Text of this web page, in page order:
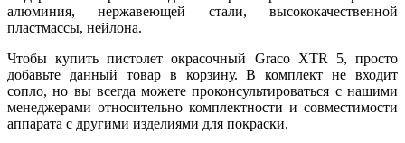
алюминия, нержавеющей стали, высококачественной
пластмассы, нейлона.
Чтобы купить пистолет окрасочный Graco XTR 5, просто
добавьте данный товар в корзину. В комплект не входит
сопло, но вы всегда можете проконсультироваться с нашими
менеджерами относительно комплектности и совместимости
аппарата с другими изделиями для покраски.